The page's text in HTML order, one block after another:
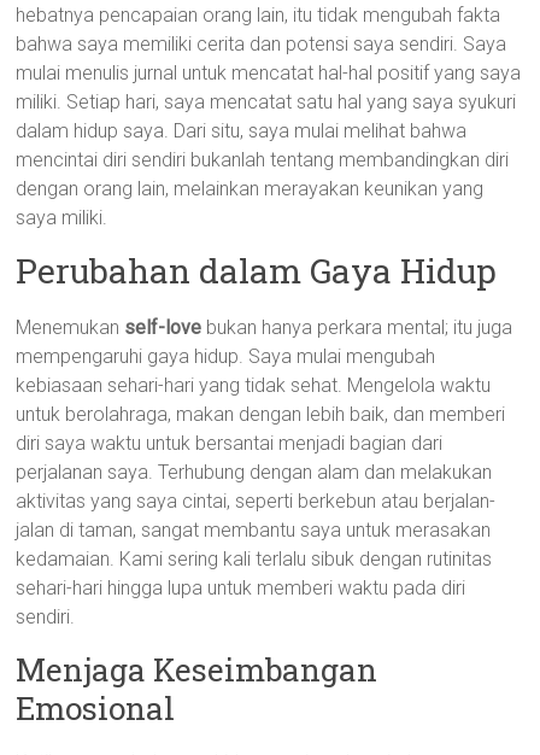
hebatnya pencapaian orang lain, itu tidak mengubah fakta
bahwa saya memiliki cerita dan potensi saya sendiri. Saya
mulai menulis jurnal untuk mencatat hal-hal positif yang saya
miliki. Setiap hari, saya mencatat satu hal yang saya syukuri
dalam hidup saya. Dari situ, saya mulai melihat bahwa
mencintai diri sendiri bukanlah tentang membandingkan diri
dengan orang lain, melainkan merayakan keunikan yang
saya miliki.
Perubahan dalam Gaya Hidup
Menemukan self-love bukan hanya perkara mental; itu juga
mempengaruhi gaya hidup. Saya mulai mengubah
kebiasaan sehari-hari yang tidak sehat. Mengelola waktu
untuk berolahraga, makan dengan lebih baik, dan memberi
diri saya waktu untuk bersantai menjadi bagian dari
perjalanan saya. Terhubung dengan alam dan melakukan
aktivitas yang saya cintai, seperti berkebun atau berjalan-
jalan di taman, sangat membantu saya untuk merasakan
kedamaian. Kami sering kali terlalu sibuk dengan rutinitas
sehari-hari hingga lupa untuk memberi waktu pada diri
sendiri.
Menjaga Keseimbangan
Emosional